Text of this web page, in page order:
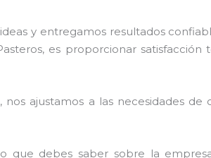
y entregamos resultados
es proporcionar satisfacción
ajustamos a las necesidades de
que debes saber sobre la